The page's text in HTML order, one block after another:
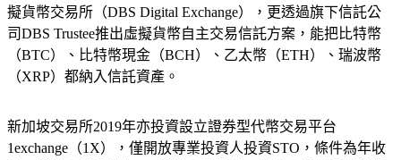
例如，星展銀行還成為全球第一家由傳統金融機構推出星展虛
擬貨幣交易所（DBS Digital Exchange），更透過旗下信託公
司DBS Trustee推出虛擬貨幣自主交易信託方案，能把比特幣
（BTC）、比特幣現金（BCH）、乙太幣（ETH）、瑞波幣
新加坡交易所2019年亦投資設立證券型代幣交易平台